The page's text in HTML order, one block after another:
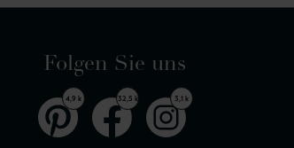
Folgen Sie uns
4,9 k 32,5 k 3,1 k